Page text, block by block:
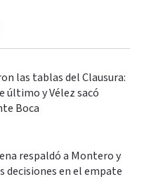
las tablas del Clausura:
último y Vélez sacó
Boca
respaldó a Montero y
decisiones en el empate